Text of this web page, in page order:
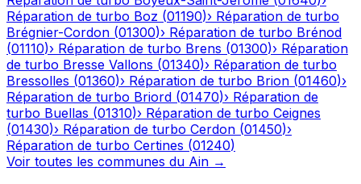
Réparation de turbo Boz (01190)› Réparation de turbo
Brégnier-Cordon (01300)› Réparation de turbo Brénod
(01110)› Réparation de turbo Brens (01300)› Réparation
de turbo Bresse Vallons (01340)› Réparation de turbo
Bressolles (01360)› Réparation de turbo Brion (01460)›
Réparation de turbo Briord (01470)› Réparation de
turbo Buellas (01310)› Réparation de turbo Ceignes
(01430)› Réparation de turbo Cerdon (01450)›
Réparation de turbo Certines (01240)
Voir toutes les communes du Ain →